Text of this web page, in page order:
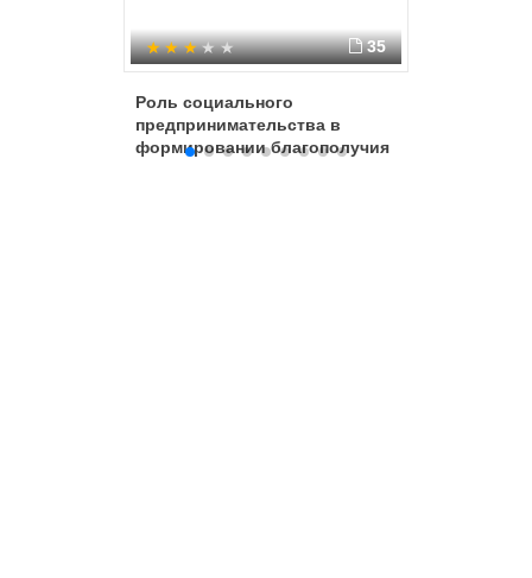
35
Роль социального
предпринимательства в
формировании благополучия